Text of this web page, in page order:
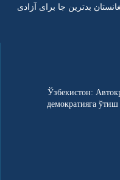
بدترین جا برای آزادی
Ўзбекистон:
демократияга